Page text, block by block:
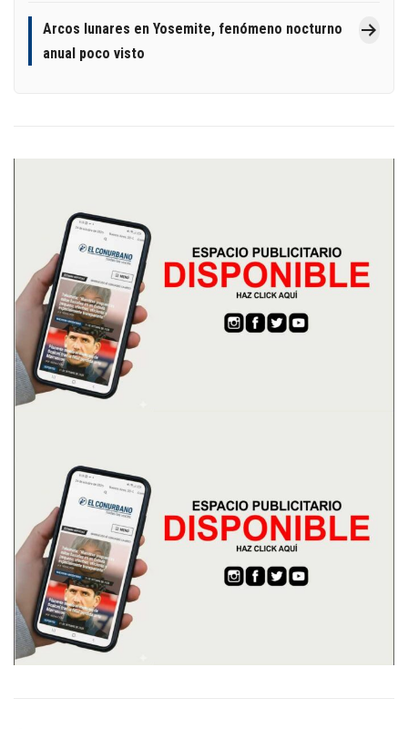
Arcos lunares en Yosemite, fenómeno nocturno
anual poco visto